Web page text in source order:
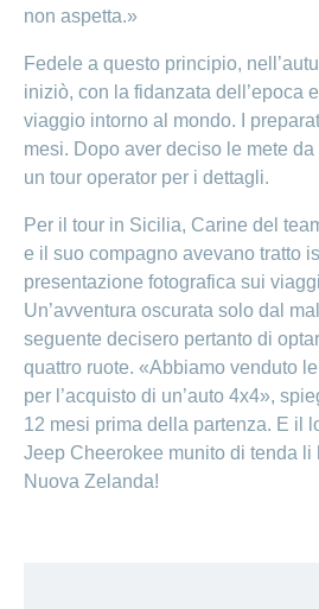
non aspetta.»
Fedele a questo principio,
iniziò, con la fidanzata dell’epoca
viaggio intorno al mondo. I
mesi. Dopo aver deciso le mete
un tour operator per i dettagli.
Per il tour in Sicilia, Carine del
e il suo compagno avevano tratto
presentazione fotografica sui
Un’avventura oscurata solo dal
seguente decisero pertanto di
quattro ruote. «Abbiamo venduto
per l’acquisto di un’auto 4x4»,
12 mesi prima della partenza. E il
Jeep Cheerokee munito di tenda li
Nuova Zelanda!